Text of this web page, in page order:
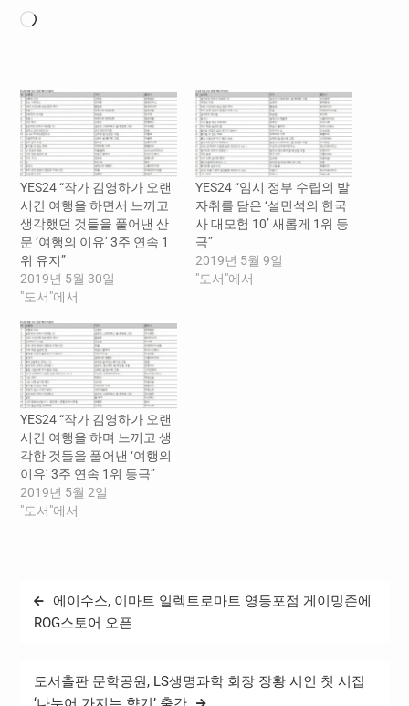
로
YES24 “작가 김영하가 오랜
시간 여행을 하면서 느끼고
생각했던 것들을 풀어낸 산
문 ‘여행의 이유’ 3주 연속 1
위 유지”
2019년 5월 30일
"도서"에서
YES24 “임시 정부 수립의 발
자취를 담은 ‘설민석의 한국
사 대모험 10’ 새롭게 1위 등
극”
2019년 5월 9일
"도서"에서
YES24 “작가 김영하가 오랜
시간 여행을 하며 느끼고 생
각한 것들을 풀어낸 ‘여행의
이유’ 3주 연속 1위 등극”
2019년 5월 2일
"도서"에서
글
탐
에이수스, 이마트 일렉트로마트 영등포점 게이밍존에
ROG스토어 오픈
도서출판 문학공원, LS생명과학 회장 장황 시인 첫 시집